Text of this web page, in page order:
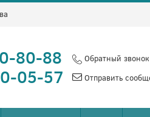
80-88
05-57
Обратный звонок
Отправить